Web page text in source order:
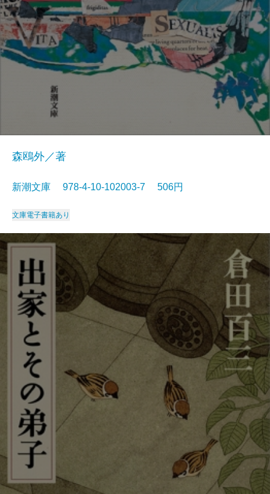
森鴎外／著
新潮文庫 978-4-10-102003-7 506円
文庫電子書籍あり